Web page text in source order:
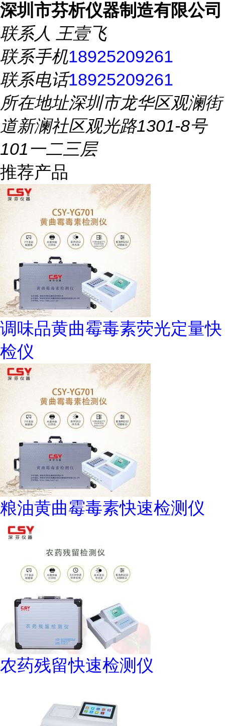
深圳市芬析仪器制造有限公司
联系人 王壹飞
联系手机18925209261
联系电话18925209261
所在地址深圳市龙华区观澜街
道新澜社区观光路1301-8号
101一二三层
推荐产品
调味品黄曲霉毒素荧光定量快
检仪
粮油黄曲霉毒素快速检测仪
农药残留快速检测仪